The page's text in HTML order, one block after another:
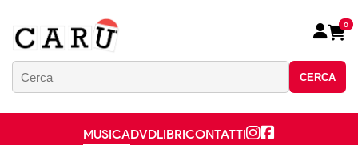
CERCA
0
MUSICADVDLIBRICONTATTI